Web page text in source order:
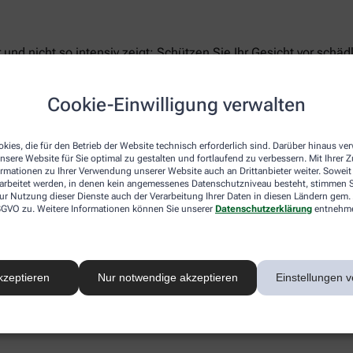
Cookie-Einwilligung verwalten
die für den Betrieb der Website technisch erforderlich sind. Darüber hinaus
Website für Sie optimal zu gestalten und fortlaufend zu verbessern. Mit Ihrer
zu Ihrer Verwendung unserer Website auch an Drittanbieter weiter. Soweit
werden, in denen kein angemessenes Datenschutzniveau besteht, stimmen
Nutzung dieser Dienste auch der Verarbeitung Ihrer Daten in diesen Ländern
zu. Weitere Informationen können Sie unserer Datenschutzerklärung
Nur notwendige akzeptieren Einstellungen
nicht so intensiv zeigt: Schützen Sie Ihr Gesicht vor
Lichtschutzfaktor (LSF) der jeweilige Hauttyp
separat auf, dann erst, nachdem die Tagescreme
entgegen.
Mit Beginn der kälteren Jahreszeit sollten Sie auch
Gründen: Die empfindliche Hautpartie trocknet
besitzt, auch fehlt ihr die Hornschicht. Lippen
Weise vor der Sonne schützen. Umso ratsamer ist
einzucremen, der bereits einen LSF sowie
Bienenwachs) enthält. Ist die sensible Mundregion
Dexpanthenol oder Ringelblumenextrakt. Fragen
Pflegestiften.
Gut aufgelegt heißt es dann wieder: Nix wie raus